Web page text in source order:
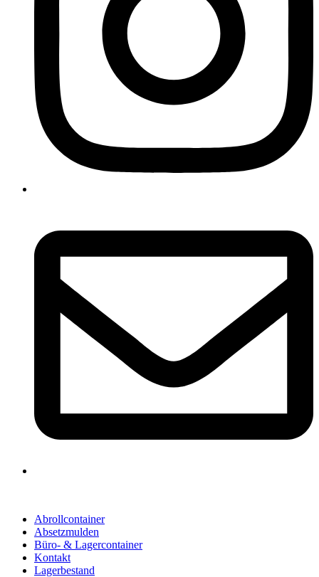
Abrollcontainer
Absetzmulden
Büro- & Lagercontainer
Kontakt
Lagerbestand